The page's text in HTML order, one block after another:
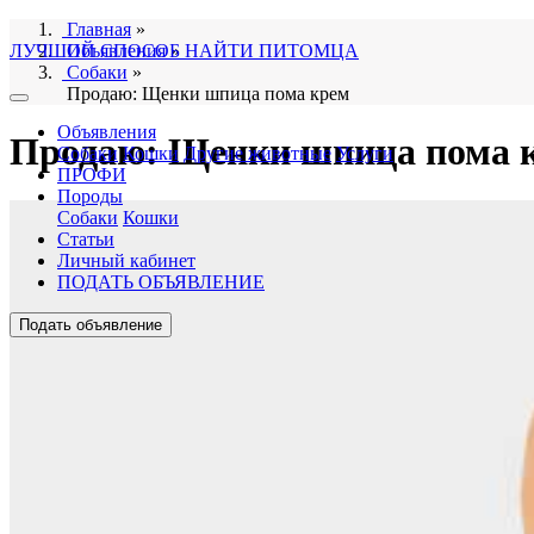
ЛУЧШИЙ СПОСОБ НАЙТИ ПИТОМЦА
Объявления
Собаки Кошки Другие животные Услуги
ПРОФИ
Породы
Собаки Кошки
Статьи
Личный кабинет
ПОДАТЬ ОБЪЯВЛЕНИЕ
Подать объявление
Главная »
Объявления»
Собаки »
Продаю: Щенки шпица пома крем
Продаю: Щенки шпица пома